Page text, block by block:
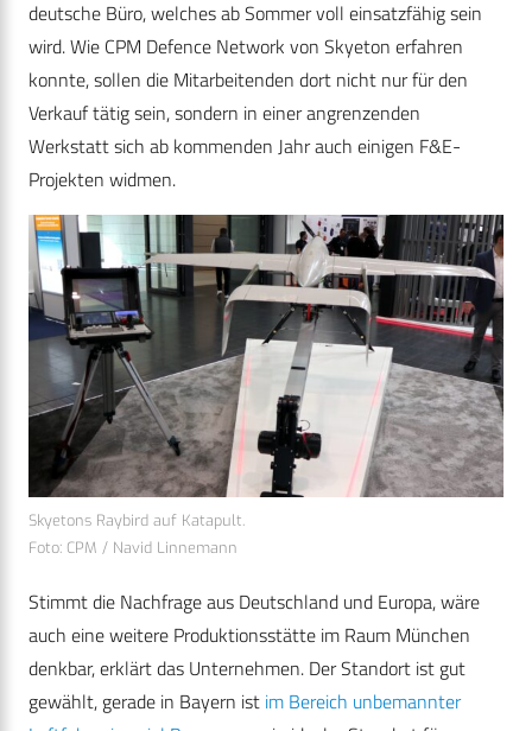
deutsche Büro, welches ab Sommer voll einsatzfähig sein
wird. Wie CPM Defence Network von Skyeton erfahren
konnte, sollen die Mitarbeitenden dort nicht nur für den
Verkauf tätig sein, sondern in einer angrenzenden
Werkstatt sich ab kommenden Jahr auch einigen F&E-
Projekten widmen.
Skyetons Raybird auf Katapult.
Foto: CPM / Navid Linnemann
Stimmt die Nachfrage aus Deutschland und Europa, wäre
auch eine weitere Produktionsstätte im Raum München
denkbar, erklärt das Unternehmen. Der Standort ist gut
gewählt, gerade in Bayern ist im Bereich unbemannter